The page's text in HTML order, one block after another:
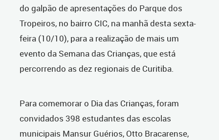
do galpão de apresentações do Parque dos
Tropeiros, no bairro CIC, na manhã desta sexta-
feira (10/10), para a realização de mais um
evento da Semana das Crianças, que está
percorrendo as dez regionais de Curitiba.
Para comemorar o Dia das Crianças, foram
convidados 398 estudantes das escolas
municipais Mansur Guérios, Otto Bracarense,